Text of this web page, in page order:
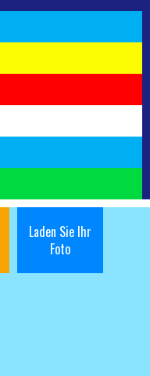
Laden Sie Ihr
Foto